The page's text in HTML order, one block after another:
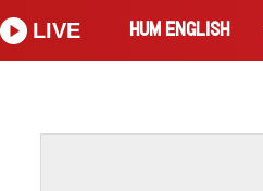
HUM ENGLISH
LIVE